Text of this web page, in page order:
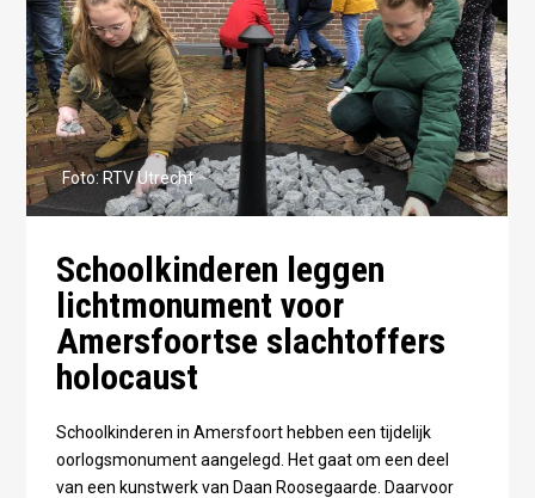
Foto: RTV Utrecht
Schoolkinderen leggen
lichtmonument voor
Amersfoortse slachtoffers
holocaust
Schoolkinderen in Amersfoort hebben een tijdelijk
oorlogsmonument aangelegd. Het gaat om een deel
van een kunstwerk van Daan Roosegaarde. Daarvoor